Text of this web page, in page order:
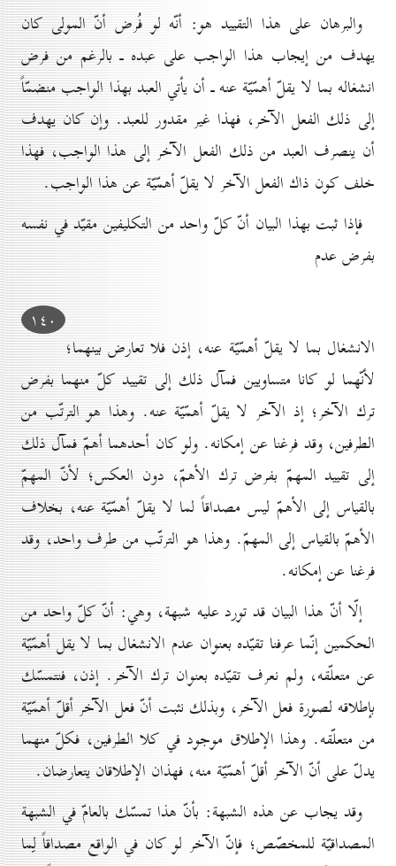
والبرهان على هذا التقييد هو: أنّه لو فُرض أنّ المولى كان
يهدف من إيجاب هذا الواجب على عبده ـ بالرغم من فرض
انشغاله بما لا يقلّ أهمّيّة عنه ـ أن يأتي العبد بهذا الواجب منضمّاً
إلى ذلك الفعل الآخر، فهذا غير مقدور للعبد. وإن كان يهدف
أن ينصرف العبد من ذلك الفعل الآخر إلى هذا الواجب، فهذا
خلف كون ذاك الفعل الآخر لا يقلّ أهمّيّة عن هذا الواجب.
فإذا ثبت بهذا البيان أنّ كلّ واحد من التكليفين مقيّد في نفسه
بفرض عدم
۱٤٠
الانشغال بما لا يقلّ أهمّيّة عنه، إذن فلا تعارض بينهما؛
لأنّهما لو كانا متساويين فمآل ذلك إلى تقييد كلّ منهما بفرض
ترك الآخر؛ إذ الآخر لا يقلّ أهمّيّة عنه. وهذا هو الترتّب من
الطرفين، وقد فرغنا عن إمكانه. ولو كان أحدهما أهمّ فمآل ذلك
إلى تقييد المهمّ بفرض ترك الأهمّ، دون العكس؛ لأنّ المهمّ
بالقياس إلى الأهمّ ليس مصداقاً لما لا يقلّ أهمّيّة عنه، بخلاف
الأهمّ بالقياس إلى المهمّ. وهذا هو الترتّب من طرف واحد، وقد
فرغنا عن إمكانه.
إلّا أنّ هذا البيان قد تورد عليه شبهة، وهي: أنّ كلّ واحد من
الحكمين إنّما عرفنا تقيّده بعنوان عدم الانشغال بما لا يقل أهمّيّة
عن متعلّقه، ولم نعرف تقيّده بعنوان ترك الآخر. إذن، فنتمسّك
بإطلاقه لصورة فعل الآخر، وبذلك نثبت أنّ فعل الآخر أقلّ أهمّيّة
من متعلّقه. وهذا الإطلاق موجود في كلا الطرفين، فكلّ منهما
يدلّ على أنّ الآخر أقلّ أهمّيّة منه، فهذان الإطلاقان يتعارضان.
وقد يجاب عن هذه الشبهة: بأنّ هذا تمسّك بالعامّ في الشبهة
المصداقيّة للمخصّص؛ فإنّ الآخر لو كان في الواقع مصداقاً لِما